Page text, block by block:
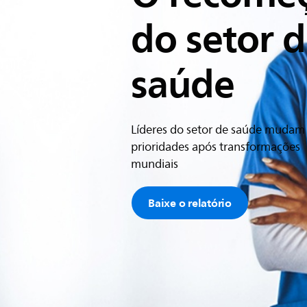
do setor
saúde​
Líderes do setor de saúde mudam
prioridades após transformações
mundiais​
Baixe o relatório​